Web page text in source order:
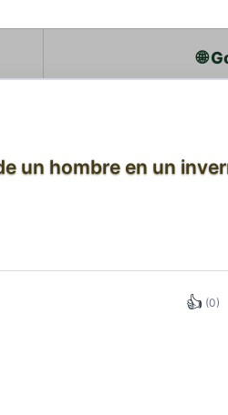
🌐
un hombre en un
👍 (0)